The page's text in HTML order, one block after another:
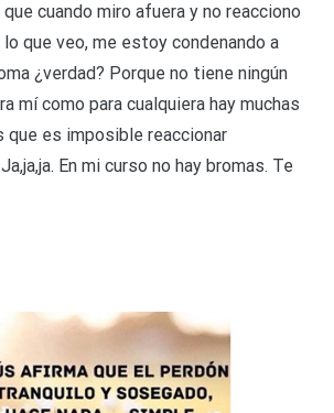
cuando miro afuera y no reacciono
que veo, me estoy condenando a
¿verdad? Porque no tiene ningún
mí como para cualquiera hay muchas
que es imposible reaccionar
En mi curso no hay bromas. Te